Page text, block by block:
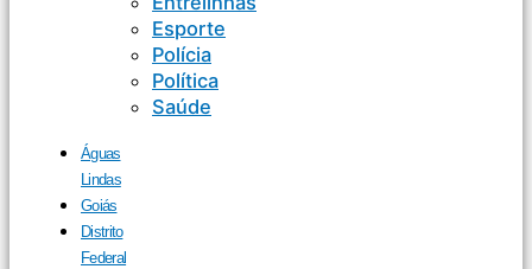
Esporte
Polícia
Política
Saúde
Águas
Lindas
Goiás
Distrito
Federal